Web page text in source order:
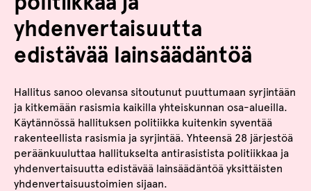
yhdenvertaisuutta
edistävää lainsäädäntöä
Hallitus sanoo olevansa sitoutunut puuttumaan syrjintään
ja kitkemään rasismia kaikilla yhteiskunnan osa-alueilla.
Käytännössä hallituksen politiikka kuitenkin syventää
rakenteellista rasismia ja syrjintää. Yhteensä 28 järjestöä
peräänkuuluttaa hallitukselta antirasistista politiikkaa ja
yhdenvertaisuutta edistävää lainsäädäntöä yksittäisten
yhdenvertaisuustoimien sijaan.